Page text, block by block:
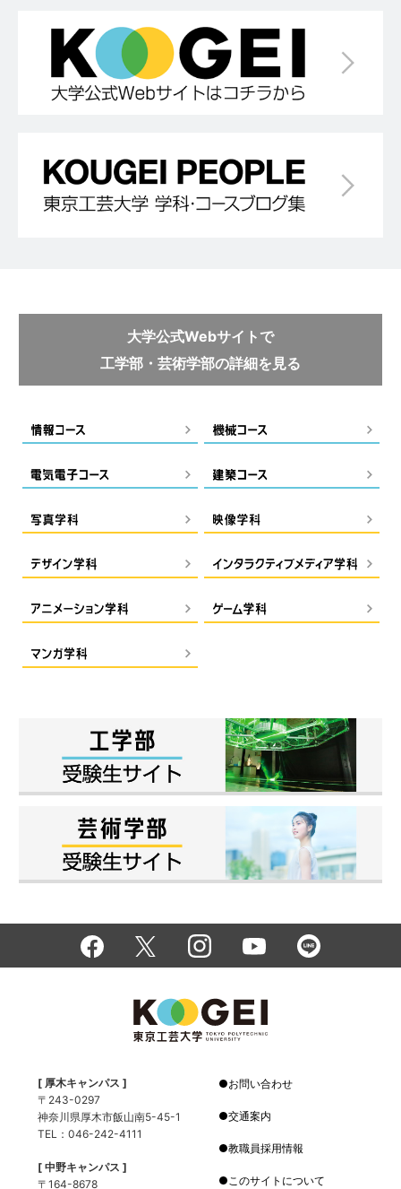
大学公式Webサイトで
工学部・芸術学部の詳細を見る
[ 厚木キャンパス ]
〒243-0297
神奈川県厚木市飯山南5-45-1
TEL：046-242-4111
[ 中野キャンパス ]
〒164-8678
お問い合わせ
交通案内
教職員採用情報
このサイトについて